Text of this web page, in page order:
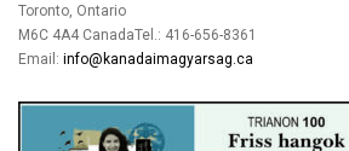
Toronto, Ontario
M6C 4A4 CanadaTel.: 416-656-8361
Email: info@kanadaimagyarsag.ca